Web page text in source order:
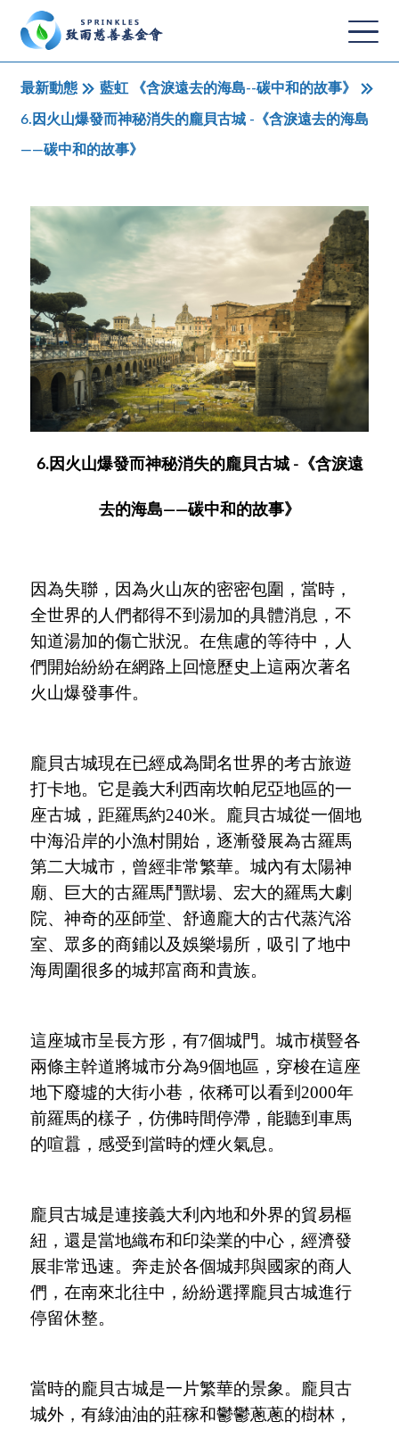
最新動態 藍虹 《含淚遠去的海島--碳中和的故事》
6.因火山爆發而神秘消失的龐貝古城 -《含淚遠去的海島
——碳中和的故事》
6.因火山爆發而神秘消失的龐貝古城 -《含淚遠
去的海島——碳中和的故事》
因為失聯，因為火山灰的密密包圍，當時，
全世界的人們都得不到湯加的具體消息，不
知道湯加的傷亡狀況。在焦慮的等待中，人
們開始紛紛在網路上回憶歷史上這兩次著名
火山爆發事件。
龐貝古城現在已經成為聞名世界的考古旅遊
打卡地。它是義大利西南坎帕尼亞地區的一
座古城，距羅馬約240米。龐貝古城從一個地
中海沿岸的小漁村開始，逐漸發展為古羅馬
第二大城市，曾經非常繁華。城內有太陽神
廟、巨大的古羅馬鬥獸場、宏大的羅馬大劇
院、神奇的巫師堂、舒適龐大的古代蒸汽浴
室、眾多的商鋪以及娛樂場所，吸引了地中
海周圍很多的城邦富商和貴族。
這座城市呈長方形，有7個城門。城市橫豎各
兩條主幹道將城市分為9個地區，穿梭在這座
地下廢墟的大街小巷，依稀可以看到2000年
前羅馬的樣子，仿佛時間停滯，能聽到車馬
的喧囂，感受到當時的煙火氣息。
龐貝古城是連接義大利內地和外界的貿易樞
紐，還是當地織布和印染業的中心，經濟發
展非常迅速。奔走於各個城邦與國家的商人
們，在南來北往中，紛紛選擇龐貝古城進行
停留休整。
當時的龐貝古城是一片繁華的景象。龐貝古
城外，有綠油油的莊稼和鬱鬱蔥蔥的樹林，